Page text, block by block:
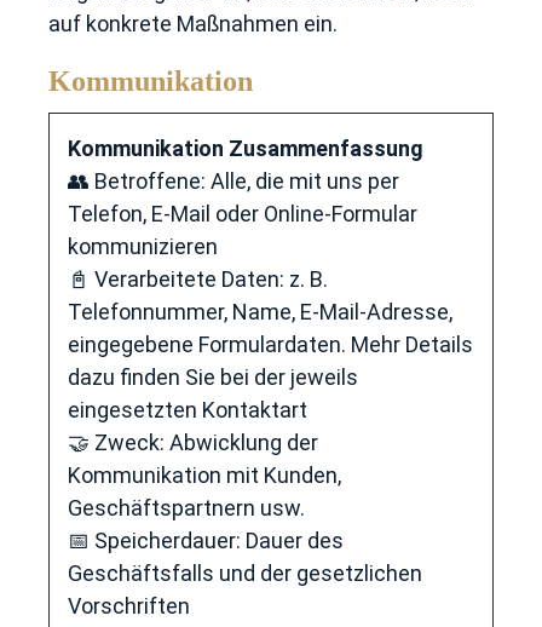
auf konkrete Maßnahmen ein.
Kommunikation
Kommunikation Zusammenfassung
👥 Betroffene: Alle, die mit uns per
Telefon, E-Mail oder Online-Formular
kommunizieren
📓 Verarbeitete Daten: z. B.
Telefonnummer, Name, E-Mail-Adresse,
eingegebene Formulardaten. Mehr Details
dazu finden Sie bei der jeweils
eingesetzten Kontaktart
🤝 Zweck: Abwicklung der
Kommunikation mit Kunden,
Geschäftspartnern usw.
📅 Speicherdauer: Dauer des
Geschäftsfalls und der gesetzlichen
Vorschriften